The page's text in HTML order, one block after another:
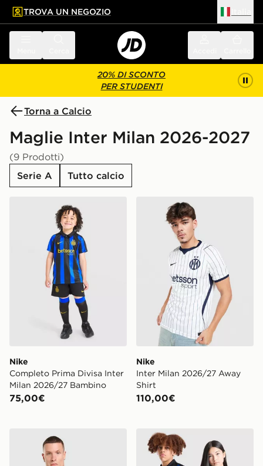
principale
a fondo pagina
TROVA UN NEGOZIO
20% DI SCONTO
PER STUDENTI
Torna a Calcio
Maglie Inter Milan 2026-2027
(9 Prodotti)
Serie A
Tutto calcio
Nike Completo Prima Divisa Inter Milan 2026/27
Nike
Completo Prima Divisa Inter
Milan 2026/27 Bambino
75,00€
Nike Inter Milan 2026/27
Nike
Inter Milan 2026/27 Away
Shirt
110,00€
Nike Prima Maglia Inter Milan 2026/27Nike Prima Maglia Inter